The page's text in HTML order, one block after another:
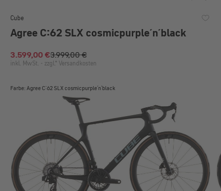
Cube
Agree C:62 SLX cosmicpurple´n´black
Verkaufspreis:
3.599,00 €3.999,00 €
inkl. MwSt. - zzgl.* Versandkosten
Farbe: Agree C:62 SLX cosmicpurple´n´black